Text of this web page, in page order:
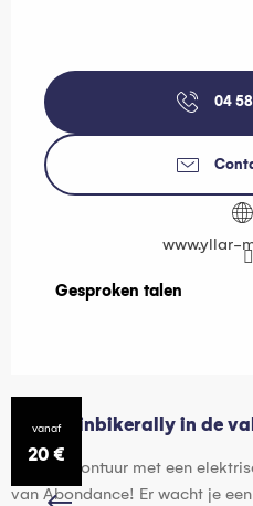
04
www.yllar-
Gesproken talen
Gesproken talen
vanaf
20 €
Mountainbikerally in de
Ga op avontuur met een
van Abondance! Er wacht je